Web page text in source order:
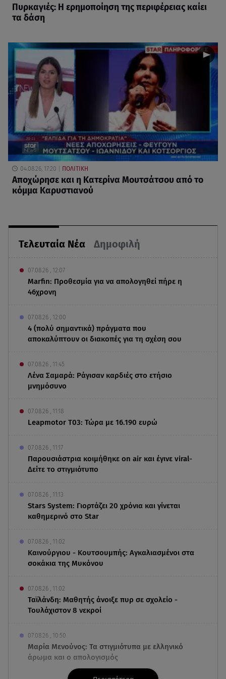
Τελευταία Νέα Δημοφιλή
07.08.26 , 12:07
Marfin: Προθεσμία για να απολογηθεί πήρε η
46χρονη
07.08.26 , 12:00
4 (πολύ σημαντικά) πράγματα που
αποκαλύπτουν οι διακοπές για τη σχέση σου
07.08.26 , 11:45
Λένα Σαμαρά: Ράγισαν καρδιές στο ετήσιο
μνημόσυνο
07.08.26 , 11:18
Leapmotor T03: Τώρα με 16.190 ευρώ
07.08.26 , 11:17
Παρουσιάστρια κοιμήθηκε on air και έγινε viral-
Δείτε το στιγμιότυπο
07.08.26 , 11:13
Stars System: Γιορτάζει 20 χρόνια και γίνεται
καθημερινό στο Star
07.08.26 , 11:02
Καινούργιου - Κουτσουμπής: Αγκαλιασμένοι στα
σοκάκια της Μυκόνου
07.08.26 , 11:02
Ταϊλάνδη: Μαθητής άνοιξε πυρ σε σχολείο -
Τουλάχιστον 8 νεκροί
07.08.26 , 10:50
Μαρία Μενούνος: Τα στιγμιότυπα με ελληνικό
άρωμα και ο απολογισμός
Πυρκαγιές: Η ερημοποίηση της περιφέρειας καίει
τα δάση
04.08.26, 17:20 ΠΟΛΙΤΙΚΗ
Αποχώρησε και η Κατερίνα Μουτσάτσου από το
κόμμα Καρυστιανού